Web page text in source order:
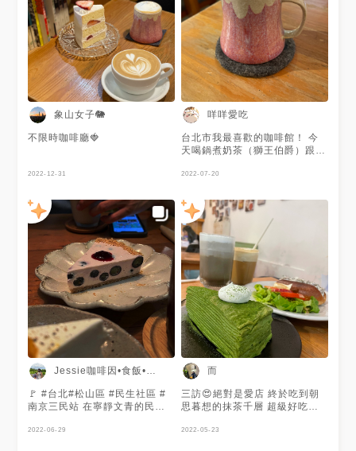
象山女子🐘
不限時咖啡廳🍓
2022-12-31
咩咩愛吃
台北市我最喜歡的咖啡館！ 今
天喝鍋煮奶茶（獅王伯爵）跟炒
2022-07-20
Jessie咖啡因•食飯•旅遊
🚩 #台北#松山區 #民生社區 #
南京三民站 在寧靜文青的民生
應鹹食、甜點、飲品☑️ 因為是間
2022-06-29
而
三訪😍絕對是愛店 終於吃到朝
思暮想的抹茶千層 超級好吃～
喝不甜 朋友點的鹹食她也很滿
2022-05-23